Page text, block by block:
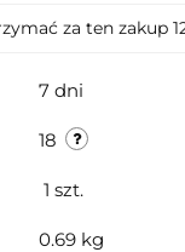
za ten zakup
7 dni
18
1 szt.
0.69 kg